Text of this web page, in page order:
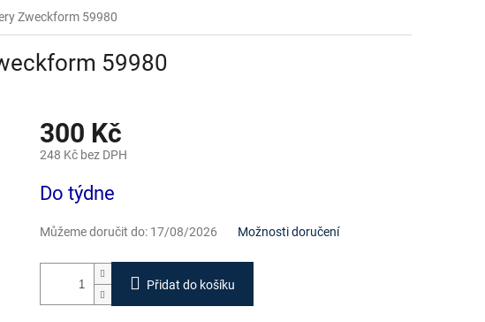
Zweckform 59980
59980
300 Kč
248 Kč bez DPH
cena:
Do týdne
Můžeme doručit do: 17/08/2026 Možnosti doručení
Přidat do košíku